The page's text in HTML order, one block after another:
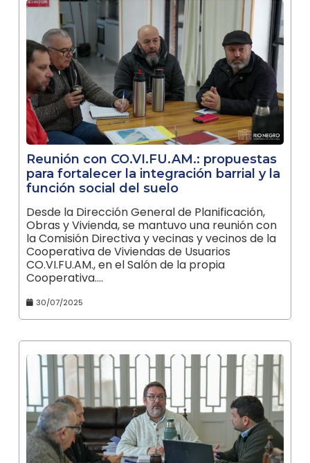
Reunión con CO.VI.FU.AM.: propuestas
para fortalecer la integración barrial y la
función social del suelo
Desde la Dirección General de Planificación,
Obras y Vivienda, se mantuvo una reunión con
la Comisión Directiva y vecinas y vecinos de la
Cooperativa de Viviendas de Usuarios
CO.VI.FU.AM., en el Salón de la propia
Cooperativa.…
30/07/2025